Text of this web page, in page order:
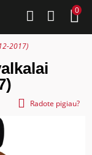
0
2017)
Radote pigiau?